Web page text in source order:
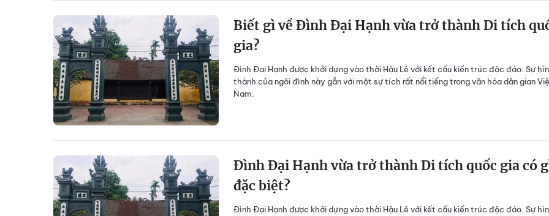
Biết gì về Đình Đại Hạnh vừa trở thành Di tích
gia?
Đình Đại Hạnh được khởi dựng vào thời Hậu Lê với kết cấu kiến trúc độc đáo. Sự
thành của ngôi đình này gắn với một sự tích rất nổi tiếng trong văn hóa dân gian
Nam.
Đình Đại Hạnh vừa trở thành Di tích quốc gia có
đặc biệt?
Đình Đại Hạnh được khởi dựng vào thời Hậu Lê với kết cấu kiến trúc độc đáo. Sự